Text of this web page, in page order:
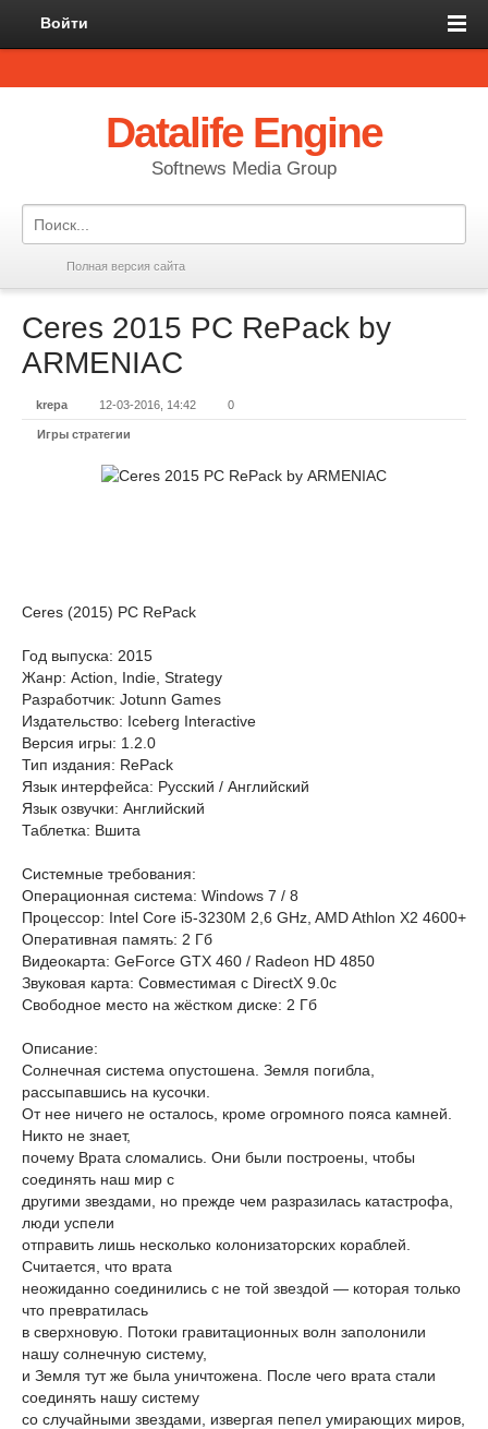
Войти
Datalife Engine
Softnews Media Group
Полная версия сайта
Ceres 2015 PC RePack by
АRMENIAC
krepa 12-03-2016, 14:42 0
Игры стратегии
Ceres (2015) PC RePack
Год выпуска: 2015
Жанр: Action, Indie, Strategy
Разработчик: Jotunn Games
Издательство: Iceberg Interactive
Версия игры: 1.2.0
Тип издания: RePack
Язык интерфейса: Русский / Английский
Язык озвучки: Английский
Таблетка: Вшита
Системные требования:
Операционная система: Windows 7 / 8
Процессор: Intel Core i5-3230M 2,6 GHz, AMD Athlon X2 4600+
Оперативная память: 2 Гб
Видеокарта: GeForce GTX 460 / Radeon HD 4850
Звуковая карта: Совместимая с DirectX 9.0c
Свободное место на жёстком диске: 2 Гб
Описание:
Солнечная система опустошена. Земля погибла,
рассыпавшись на кусочки.
От нее ничего не осталось, кроме огромного пояса камней.
Никто не знает,
почему Врата сломались. Они были построены, чтобы
соединять наш мир с
другими звездами, но прежде чем разразилась катастрофа,
люди успели
отправить лишь несколько колонизаторских кораблей.
Считается, что врата
неожиданно соединились с не той звездой — которая только
что превратилась
в сверхновую. Потоки гравитационных волн заполонили
нашу солнечную систему,
и Земля тут же была уничтожена. После чего врата стали
соединять нашу систему
со случайными звездами, извергая пепел умирающих миров,